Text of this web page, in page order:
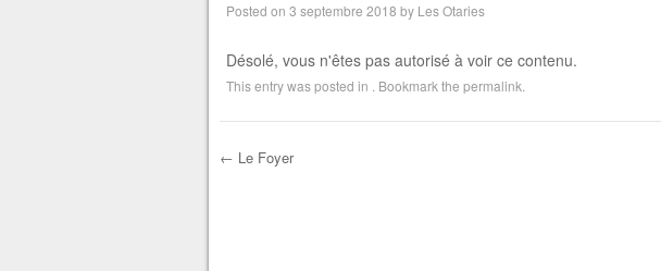
Posted on 3 septembre 2018 by Les Otaries
Désolé, vous n'êtes pas autorisé à voir ce contenu.
This entry was posted in . Bookmark the permalink
← Le Foyer